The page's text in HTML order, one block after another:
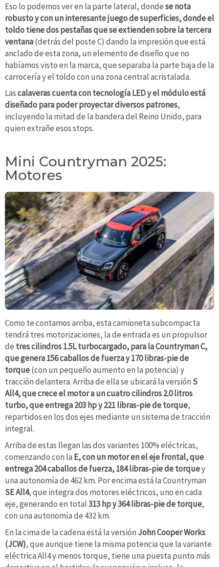
Eso lo podemos ver en la parte lateral, dondese nota
robusto y con un interesante juego de superficies, donde el
toldo tiene dos pestañas que se extienden sobre la tercera
ventana(detrás del poste C) dando la impresión que está
anclado de esta zona, un elemento de diseño que no
habíamos visto en la marca, que separaba la parte baja de la
carrocería y el toldo con una zona central acristalada.
Lascalaveras cuenta con tecnología LED y el módulo está
diseñado para poder proyectar diversos patrones,
incluyendo la mitad de la bandera del Reino Unido, para
quien extrañe esos stops.
Mini Countryman 2025:
Motores
Como te contamos arriba, esta camioneta subcompacta
tendrá tres motorizaciones, la de entrada es un propulsor
de tres cilindros 1.5L turbocargado, para la Countryman C,
que genera 156 caballos de fuerza y 170 libras-pie de
torque(con un pequeño aumento en la potencia) y
tracción delantera. Arriba de ella se ubicará la versión S
All4, que crece el motor a un cuatro cilindros 2.0 litros
turbo, que entrega 203 hp y 221 libras-pie de torque,
repartidos en los dos ejes mediante un sistema de tracción
integral.
Arriba de estas llegan las dos variantes 100% eléctricas,
comenzando con la E, con un motor en el eje frontal, que
entrega 204 caballos de fuerza, 184 libras-pie de torquey
una autonomía de 462 km. Por encima está la Countryman
SE All4, que integra dos motores eléctricos, uno en cada
eje, generando en total313 hp y 364 libras-pie de torque,
con una autonomía de 432 km.
En la cima de la cadena está la versión John Cooper Works
(JCW), que aunque tiene la misma potencia que la variante
eléctrica All4 y menos torque, tiene una puesta punto más